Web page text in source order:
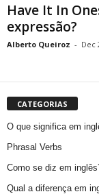
Have It In
expressão?
Alberto Queiroz - Dec
CATEGORIAS
O que significa em
Phrasal Verbs
Como se diz em
Qual a diferença em